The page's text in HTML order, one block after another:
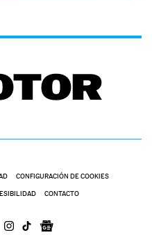
CONFIGURACIÓN DE COOKIES
CONTACTO